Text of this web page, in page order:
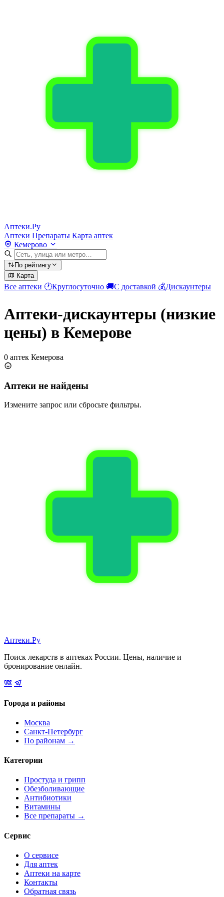
Аптеки.Ру
Аптеки Препараты Карта аптек
Кемерово
По рейтингу
Карта
Все аптеки 🕐Круглосуточно 🚚С доставкой 💰Дискаунтеры
Аптеки-дискаунтеры (низкие
цены) в Кемерове
0 аптек Кемерова
Аптеки не найдены
Измените запрос или сбросьте фильтры.
Аптеки.Ру
Поиск лекарств в аптеках России. Цены, наличие и
бронирование онлайн.
Города и районы
Москва
Санкт-Петербург
По районам →
Категории
Простуда и грипп
Обезболивающие
Антибиотики
Витамины
Все препараты →
Сервис
О сервисе
Для аптек
Аптеки на карте
Контакты
Обратная связь